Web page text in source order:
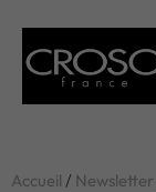
Accueil / Newsletter